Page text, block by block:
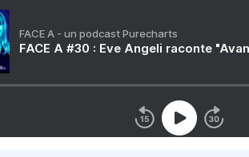
FACE A - un podcast Purecharts
FACE A #30 : Eve Angeli raconte